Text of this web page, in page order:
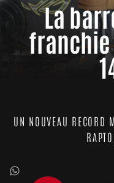
La
franchie
UN NOUVEAU RECORD